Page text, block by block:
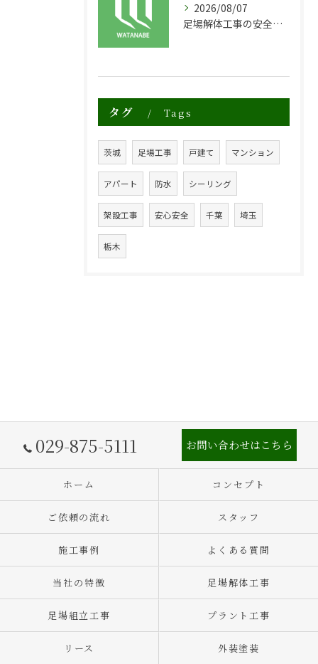
2026/08/07
足場解体工事の安全性と効率化のポイント
タグ Tags
茨城 足場工事 戸建て マンション
アパート 防水 シーリング
架設工事 安心安全 千葉 埼玉
栃木
029-875-5111 お問い合わせはこちら
ホーム コンセプト
ご依頼の流れ スタッフ
施工事例 よくある質問
当社の特徴 足場解体工事
足場組立工事 プラント工事
リース 外装塗装